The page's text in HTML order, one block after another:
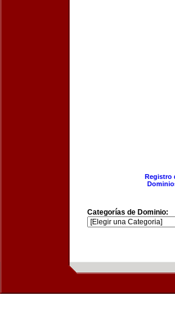
Registro
Categorías de Dominio: